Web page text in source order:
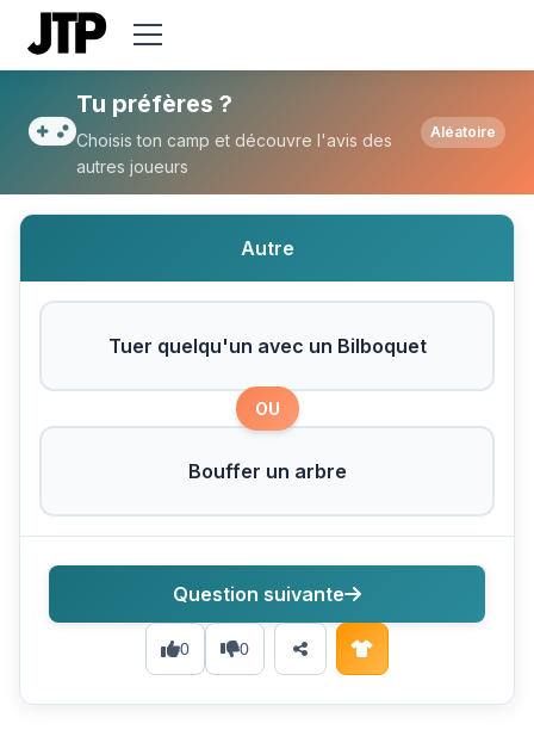
Tu préfères Tuer quelqu'un avec un
Tu préfères ?
Choisis ton camp et découvre l'avis des
autres joueurs
Aléatoire
Autre
Tuer quelqu'un avec un Bilboquet
OU
Bouffer un arbre
0 0
Question suivante